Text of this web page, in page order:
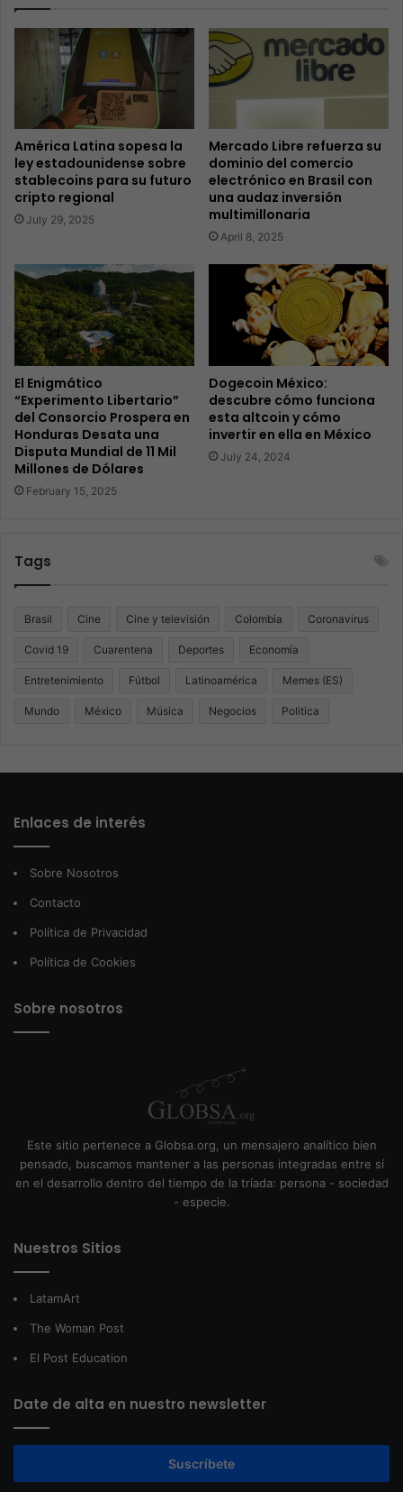
América Latina sopesa la
ley estadounidense sobre
stablecoins para su futuro
cripto regional
July 29, 2025
Mercado Libre refuerza su
dominio del comercio
electrónico en Brasil con
una audaz inversión
multimillonaria
April 8, 2025
El Enigmático
“Experimento Libertario”
del Consorcio Prospera en
Honduras Desata una
Disputa Mundial de 11 Mil
Millones de Dólares
February 15, 2025
Dogecoin México:
descubre cómo funciona
esta altcoin y cómo
invertir en ella en México
July 24, 2024
Tags
Brasil Cine Cine y televisión Colombia Coronavirus
Covid 19 Cuarentena Deportes Economía
Entretenimiento Fútbol Latinoamérica Memes (ES)
Mundo México Música Negocios Politica
Enlaces de interés
Sobre Nosotros
Contacto
Política de Privacidad
Política de Cookies
Sobre nosotros
Este sitio pertenece a Globsa.org, un mensajero analítico bien
pensado, buscamos mantener a las personas integradas entre sí
en el desarrollo dentro del tiempo de la tríada: persona - sociedad
- especie.
Nuestros Sitios
LatamArt
The Woman Post
El Post Education
Date de alta en nuestro newsletter
Suscríbete